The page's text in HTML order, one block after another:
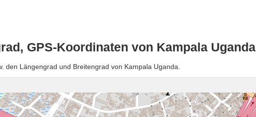
GPS-Koordinaten von Kampala Uganda
den Längengrad und Breitengrad von Kampala Uganda.